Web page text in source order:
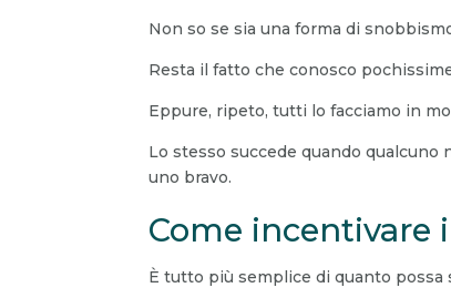
Non so se sia una forma di
Resta il fatto che conosco
Eppure, ripeto, tutti lo facciamo in
Lo stesso succede quando
uno bravo.
Come incentivare
È tutto più semplice di quanto possa